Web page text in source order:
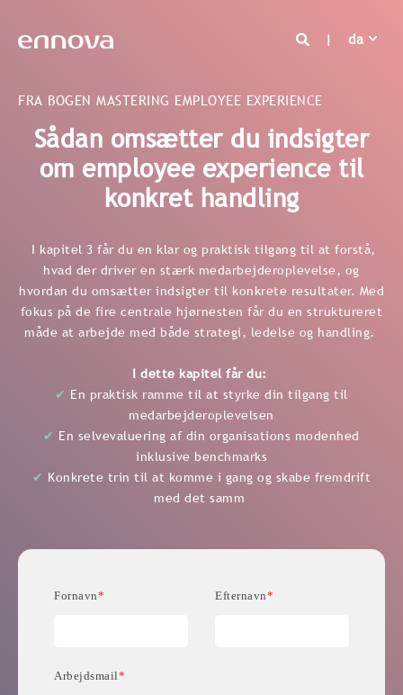
da
FRA BOGEN MASTERING EMPLOYEE EXPERIENCE
Sådan omsætter du indsigter
om employee experience til
konkret handling
I kapitel 3 får du en klar og praktisk tilgang til at forstå,
hvad der driver en stærk medarbejderoplevelse, og
hvordan du omsætter indsigter til konkrete resultater. Med
fokus på de fire centrale hjørnesten får du en struktureret
måde at arbejde med både strategi, ledelse og handling.
I dette kapitel får du:
✔ En praktisk ramme til at styrke din tilgang til
medarbejderoplevelsen
✔ En selvevaluering af din organisations modenhed
inklusive benchmarks
✔ Konkrete trin til at komme i gang og skabe fremdrift
med det samm
Fornavn* Efternavn*
Arbejdsmail*